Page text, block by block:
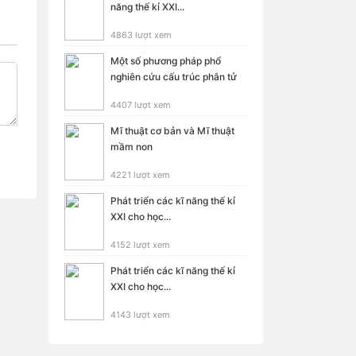
năng thế kỉ XXI...
4863 lượt xem
Một số phương pháp phổ
nghiên cứu cấu trúc phân tử
4407 lượt xem
Mĩ thuật cơ bản và Mĩ thuật
mầm non
4221 lượt xem
Phát triển các kĩ năng thế kỉ
XXI cho học...
4152 lượt xem
Phát triển các kĩ năng thế kỉ
XXI cho học...
4143 lượt xem